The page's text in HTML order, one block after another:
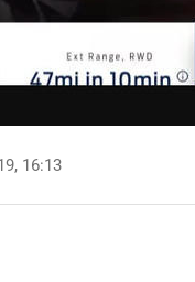
16:13